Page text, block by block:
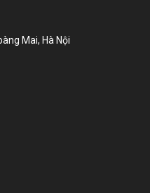
Mai, Hà Nội